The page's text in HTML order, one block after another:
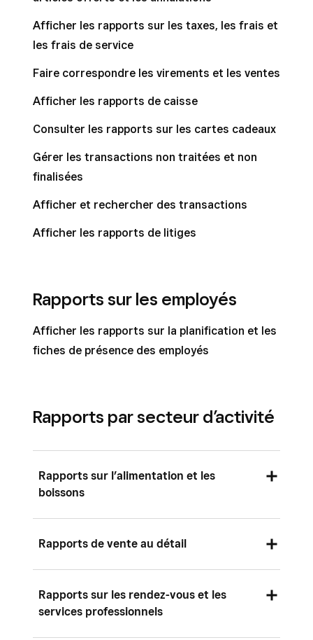
Afficher les rapports sur les taxes, les frais et
les frais de service
Faire correspondre les virements et les ventes
Afficher les rapports de caisse
Consulter les rapports sur les cartes cadeaux
Gérer les transactions non traitées et non
finalisées
Afficher et rechercher des transactions
Afficher les rapports de litiges
Rapports sur les employés
Afficher les rapports sur la planification et les
fiches de présence des employés
Rapports par secteur d’activité
Rapports sur l’alimentation et les
boissons
pour votre restaurant
journée de votre restaurant
Rapports de vente au détail
stocks
Rapports sur les rendez-vous et les
services professionnels